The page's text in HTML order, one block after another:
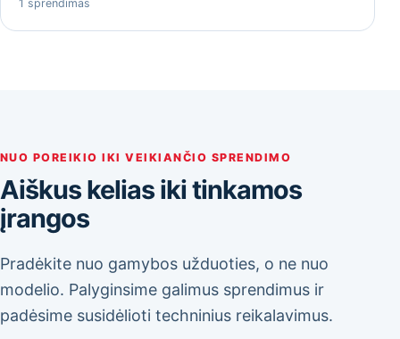
1 sprendimas
NUO POREIKIO IKI VEIKIANČIO SPRENDIMO
Aiškus kelias iki tinkamos
įrangos
Pradėkite nuo gamybos užduoties, o ne nuo
modelio. Palyginsime galimus sprendimus ir
padėsime susidėlioti techninius reikalavimus.